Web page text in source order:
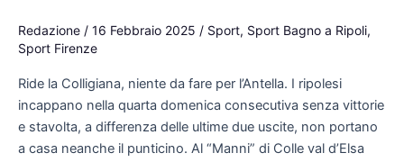
Redazione / 16 Febbraio 2025 / Sport, Sport Bagno a Ripoli,
Sport Firenze
Ride la Colligiana, niente da fare per l’Antella. I ripolesi
incappano nella quarta domenica consecutiva senza vittorie
e stavolta, a differenza delle ultime due uscite, non portano
a casa neanche il punticino. Al “Manni” di Colle val d’Elsa
Colligiana:
Antella
ko
e
ancora